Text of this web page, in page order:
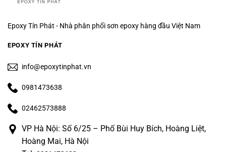
Epoxy Tín Phát - Nhà phân phối sơn epoxy hàng đầu Việt Nam
EPOXY TÍN PHÁT
info@epoxytinphat.vn
0981473638
02462573888
VP Hà Nội: Số 6/25 – Phố Bùi Huy Bích, Hoàng Liệt,
Hoàng Mai, Hà Nội